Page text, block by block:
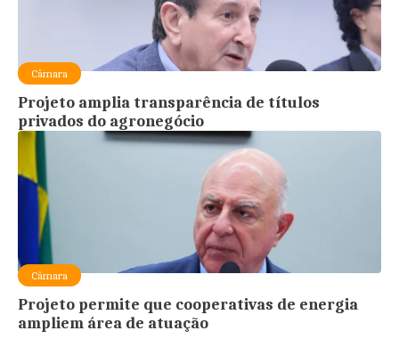
Câmara
Projeto amplia transparência de títulos
privados do agronegócio
Câmara
Projeto permite que cooperativas de energia
ampliem área de atuação